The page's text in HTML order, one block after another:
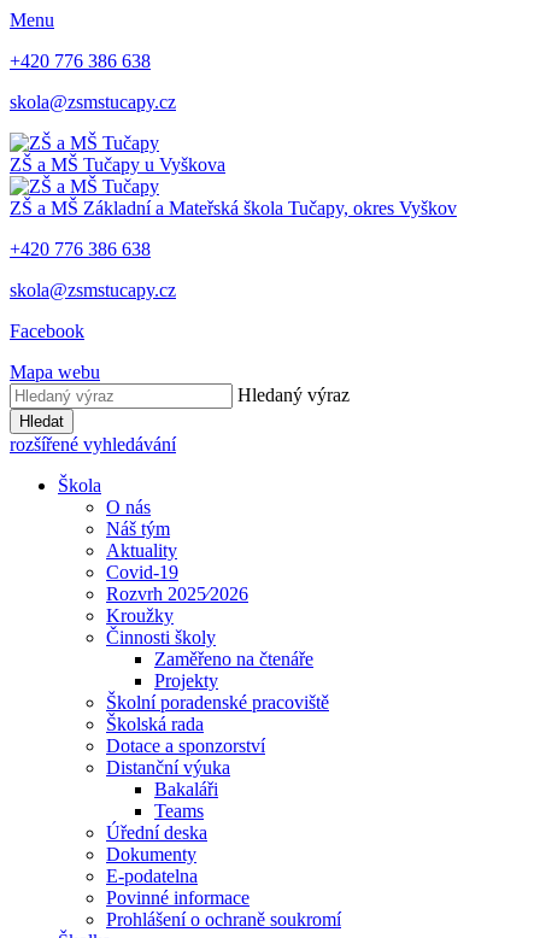
Menu
+420 776 386 638
skola@zsmstucapy.cz
ZŠ a MŠ Tučapy u Vyškova
ZŠ a MŠ Základní a Mateřská škola Tučapy, okres Vyškov
+420 776 386 638
skola@zsmstucapy.cz
Facebook
Mapa webu
Hledaný výraz
Hledat
rozšířené vyhledávání
Škola
O nás
Náš tým
Aktuality
Covid-19
Rozvrh 2025⁄2026
Kroužky
Činnosti školy
Zaměřeno na čtenáře
Projekty
Školní poradenské pracoviště
Školská rada
Dotace a sponzorství
Distanční výuka
Bakaláři
Teams
Úřední deska
Dokumenty
E-podatelna
Povinné informace
Prohlášení o ochraně soukromí